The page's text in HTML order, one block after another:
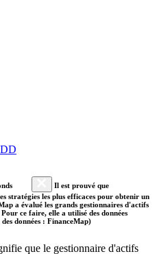
Il est prouvé que
stratégies les plus efficaces pour obtenir un
a évalué les grands gestionnaires d'actifs
ce faire, elle a utilisé des données
données : FinanceMap)
que le gestionnaire d'actifs